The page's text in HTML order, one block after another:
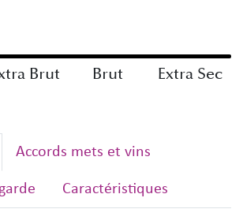
Brut Brut Extra Sec
Accords mets et vins
Caractéristiques